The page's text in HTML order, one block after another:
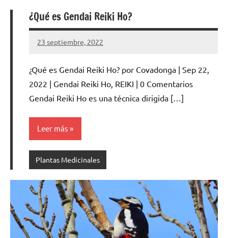
¿Qué es Gendai Reiki Ho?
23 septiembre, 2022
Cuidasdeti
No
comentarios
¿Qué es Gendai Reiki Ho? por Covadonga | Sep 22,
2022 | Gendai Reiki Ho, REIKI | 0 Comentarios
Gendai Reiki Ho es una técnica dirigida […]
Leer más
Plantas Medicinales